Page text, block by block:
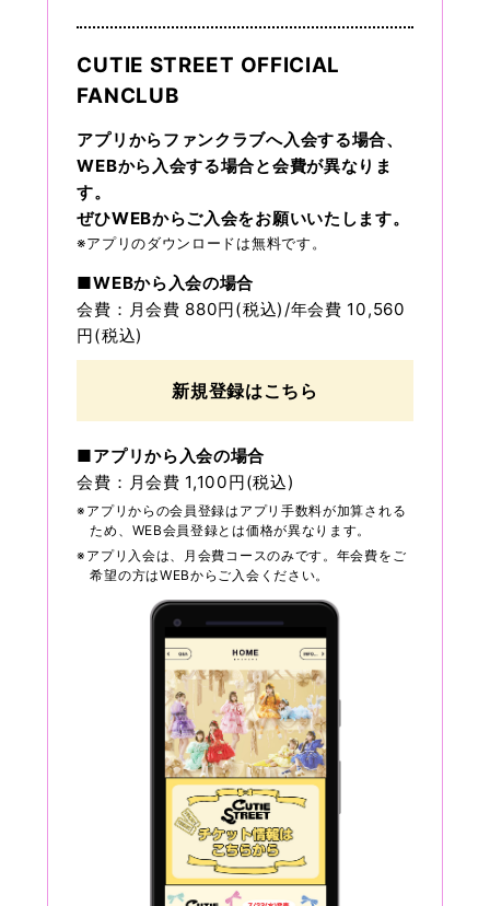
CUTIE STREET OFFICIAL
FANCLUB
アプリからファンクラブへ入会する場合、
WEBから入会する場合と会費が異なりま
す。
ぜひWEBからご入会をお願いいたします。
※アプリのダウンロードは無料です。
■WEBから入会の場合
会費：月会費 880円(税込)/年会費 10,560
円(税込)
新規登録はこちら
■アプリから入会の場合
会費：月会費 1,100円(税込)
※アプリからの会員登録はアプリ手数料が加算される
ため、WEB会員登録とは価格が異なります。
※アプリ入会は、月会費コースのみです。年会費をご
希望の方はWEBからご入会ください。